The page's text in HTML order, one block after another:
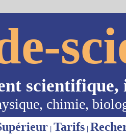
chimie,
| Tarifs |